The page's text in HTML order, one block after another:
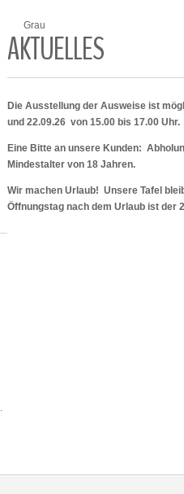
Grau
AKTUELLES
Die Ausstellung der Ausweise ist
und 22.09.26 von 15.00 bis 17.00 Uhr.
Eine Bitte an unsere Kunden:
Mindestalter von 18 Jahren.
Wir machen Urlaub! Unsere Tafel
Öffnungstag nach dem Urlaub ist der